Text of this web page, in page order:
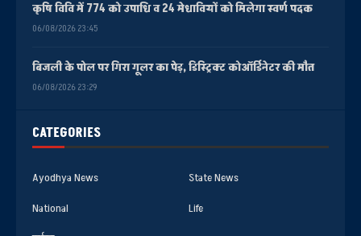
CATEGORIES
Ayodhya News
State News
National
Life
कृषि विवि में 774 को उपाधि व 24 मेधावियों को मिलेगा स्वर्ण पदक
06/08/2026 23:45
बिजली के पोल पर गिरा गूलर का पेड़, डिस्ट्रिक्ट कोऑर्डिनेटर की मौत
06/08/2026 23:29